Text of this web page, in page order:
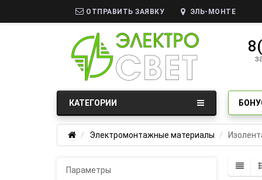
ОТПРАВИТЬ ЗАЯВКУ ЭЛЬ-МОНТЕ
КАТЕГОРИИ
Электромонтажные материалы
Параметры